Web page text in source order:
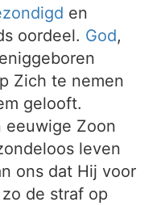
en
oordeel. God,
Zich te nemen
gelooft.
eeuwige Zoon
leven
ons dat Hij voor
de straf op